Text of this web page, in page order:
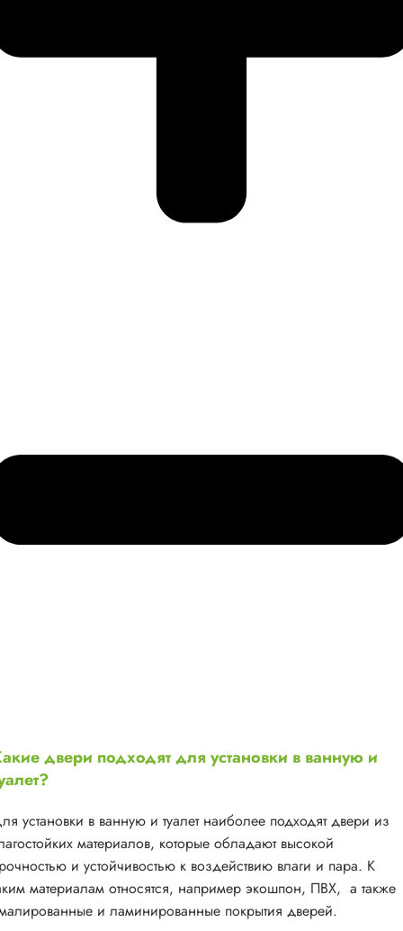
двери подходят для установки в ванную и
установки в ванную и туалет наиболее подходят двери из
материалов, которые обладают высокой
и устойчивостью к воздействию влаги и пара. К
материалам относятся, например экошпон, ПВХ, а также
и ламинированные покрытия дверей.